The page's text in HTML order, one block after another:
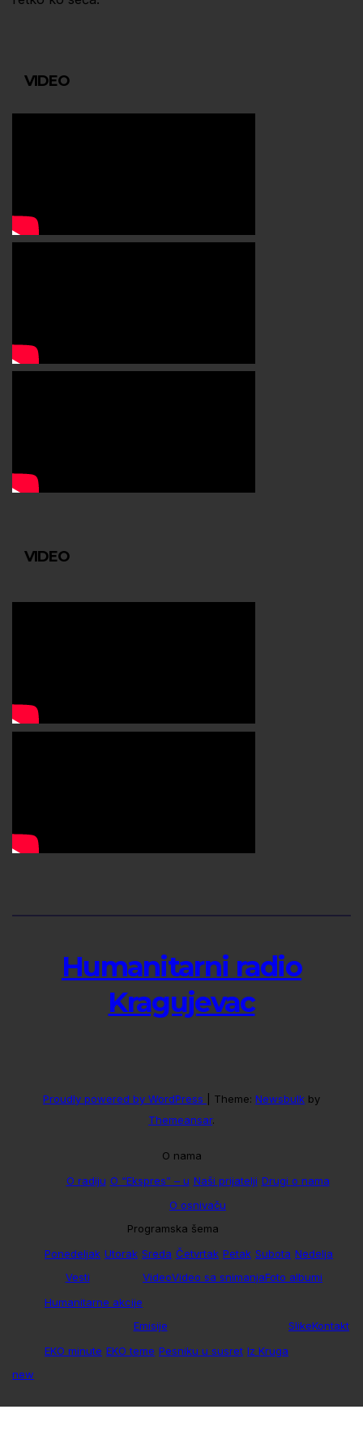
VIDEO
VIDEO
Humanitarni radio
Kragujevac
Proudly powered by WordPress Theme: Newsbulk by
Themeansar.
O nama
O radiju O “Ekspres” – u Naši prijatelji Drugi o nama
O osnivaču
Programska šema
Ponedeljak Utorak Sreda Četvrtak Petak Subota Nedelja
Vesti
Humanitarne akcije
VideoVideo sa snimanjaFoto albumi
Emisije
EKO minute EKO teme Pesniku u susret Iz Kruga
SlikeKontakt
new